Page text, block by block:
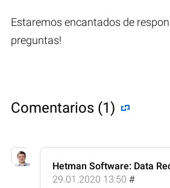
Estaremos encantados de
preguntas!
Comentarios (1)
Hetman Software: Data
29.01.2020 13:50 #